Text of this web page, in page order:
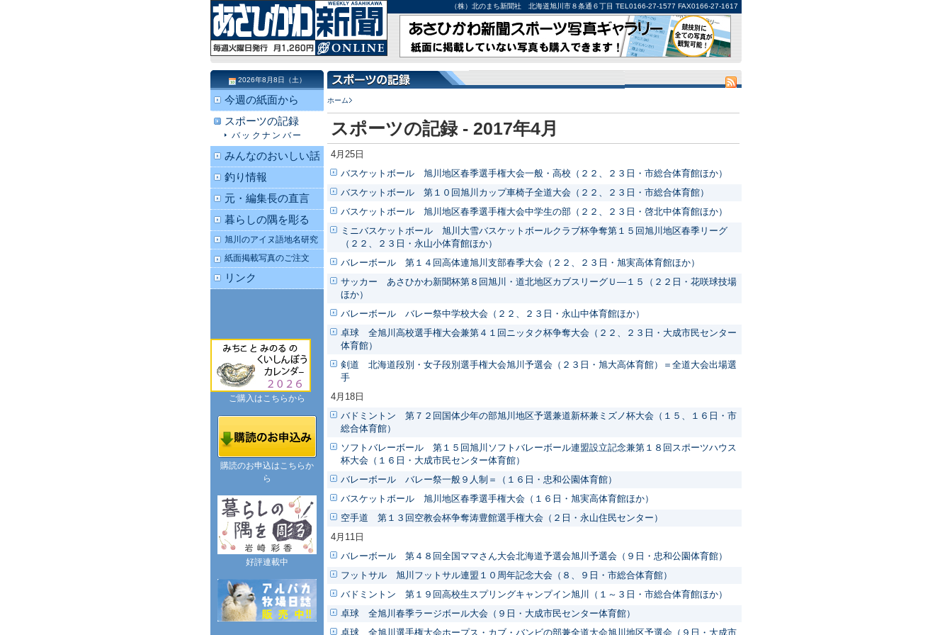
（株）北のまち新聞社 北海道旭川市８条通６丁目 TEL0166-27-1577 FAX0166-27-1617
ホーム
スポーツの記録 - 2017年4月
4月25日
バスケットボール 旭川地区春季選手権大会一般・高校（２２、２３日・市総合体育館ほか）
バスケットボール 第１０回旭川カップ車椅子全道大会（２２、２３日・市総合体育館）
バスケットボール 旭川地区春季選手権大会中学生の部（２２、２３日・啓北中体育館ほか）
ミニバスケットボール 旭川大雪バスケットボールクラブ杯争奪第１５回旭川地区春季リーグ
（２２、２３日・永山小体育館ほか）
バレーボール 第１４回高体連旭川支部春季大会（２２、２３日・旭実高体育館ほか）
サッカー あさひかわ新聞杯第８回旭川・道北地区カブスリーグＵ―１５（２２日・花咲球技場
ほか）
バレーボール バレー祭中学校大会（２２、２３日・永山中体育館ほか）
卓球 全旭川高校選手権大会兼第４１回ニッタク杯争奪大会（２２、２３日・大成市民センター
体育館）
剣道 北海道段別・女子段別選手権大会旭川予選会（２３日・旭大高体育館）＝全道大会出場選
手
4月18日
バドミントン 第７２回国体少年の部旭川地区予選兼道新杯兼ミズノ杯大会（１５、１６日・市
総合体育館）
ソフトバレーボール 第１５回旭川ソフトバレーボール連盟設立記念兼第１８回スポーツハウス
杯大会（１６日・大成市民センター体育館）
バレーボール バレー祭一般９人制＝（１６日・忠和公園体育館）
バスケットボール 旭川地区春季選手権大会（１６日・旭実高体育館ほか）
空手道 第１３回空教会杯争奪涛豊館選手権大会（２日・永山住民センター）
4月11日
バレーボール 第４８回全国ママさん大会北海道予選会旭川予選会（９日・忠和公園体育館）
フットサル 旭川フットサル連盟１０周年記念大会（８、９日・市総合体育館）
バドミントン 第１９回高校生スプリングキャンプイン旭川（１～３日・市総合体育館ほか）
卓球 全旭川春季ラージボール大会（９日・大成市民センター体育館）
卓球 全旭川選手権大会ホープス・カブ・バンビの部兼全道大会旭川地区予選会（９日・大成市
2026年8月8日（土）
今週の紙面から
スポーツの記録
バックナンバー
みんなのおいしい話
釣り情報
元・編集長の直言
暮らしの隅を彫る
旭川のアイヌ語地名研究
紙面掲載写真のご注文
リンク
ご購入はこちらから
購読のお申込はこちらか
ら
好評連載中